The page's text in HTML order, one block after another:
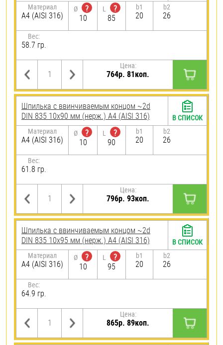
Материал
A4 (AISI 316)
Ø
?
10
L
?
85
b1
20
b2
26
Вес:
58.7 гр.
Цена:
764р. 81коп.
Шпилька c ввинчиваемым концом ~2d
DIN 835 10х90 мм (нерж.) A4 (AISI 316)
Материал
A4 (AISI 316)
Ø
?
10
L
?
90
b1
20
b2
26
Вес:
61.8 гр.
Цена:
796р. 93коп.
В СПИСОК
Шпилька c ввинчиваемым концом ~2d
DIN 835 10х95 мм (нерж.) A4 (AISI 316)
Материал
A4 (AISI 316)
Ø
?
10
L
?
95
b1
20
b2
26
Вес:
64.9 гр.
Цена:
865р. 89коп.
В СПИСОК